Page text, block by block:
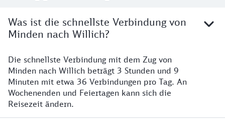
Was ist die schnellste Verbindung von
Minden nach Willich?
Die schnellste Verbindung mit dem Zug von
Minden nach Willich beträgt 3 Stunden und 9
Minuten mit etwa 36 Verbindungen pro Tag. An
Wochenenden und Feiertagen kann sich die
Reisezeit ändern.